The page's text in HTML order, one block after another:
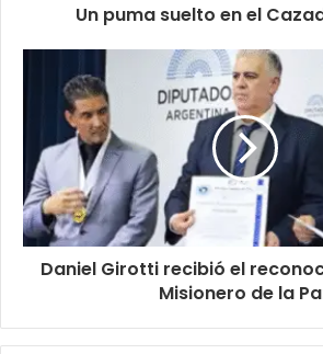
Un puma suelto en el
Daniel Girotti recibió el
Misionero de la